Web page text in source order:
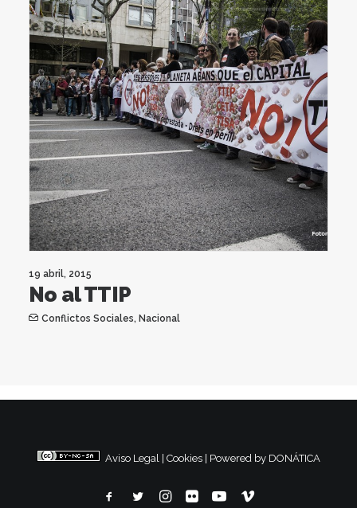
19 abril, 2015
No al TTIP
Conflictos Sociales, Nacional
Aviso Legal Cookies Powered by DONÁTICA